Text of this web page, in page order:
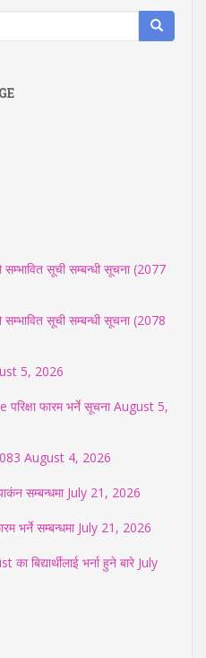
सम्भावित सूची सम्बन्धी सूचना (2077
सम्भावित सूची सम्बन्धी सूचना (2078
5, 2026
फारम भर्ने सूचना August 5,
August 4, 2026
सम्बन्धमा July 21, 2026
भर्ने सम्बन्धमा July 21, 2026
भर्ना हुने बारे July